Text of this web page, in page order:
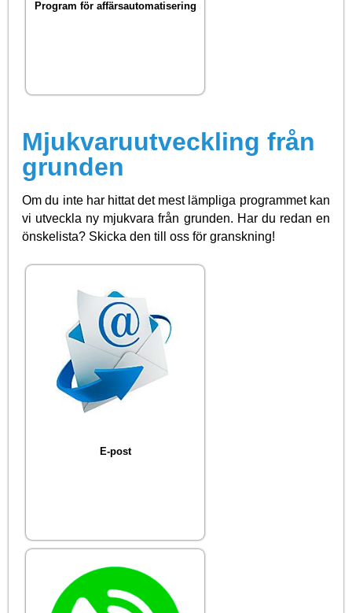
Program för affärsautomatisering
Mjukvaruutveckling från
grunden
Om du inte har hittat det mest lämpliga programmet kan
vi utveckla ny mjukvara från grunden. Har du redan en
önskelista? Skicka den till oss för granskning!
E-post